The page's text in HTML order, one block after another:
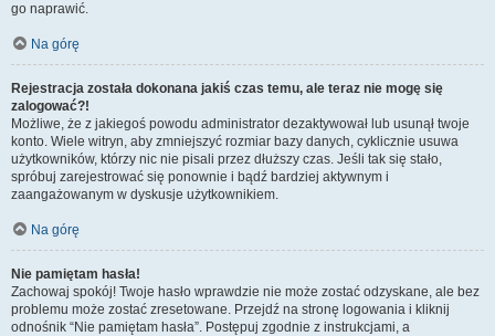
go naprawić.
Na górę
Rejestracja została dokonana jakiś czas temu, ale teraz nie mogę się
zalogować?!
Możliwe, że z jakiegoś powodu administrator dezaktywował lub usunął twoje
konto. Wiele witryn, aby zmniejszyć rozmiar bazy danych, cyklicznie usuwa
użytkowników, którzy nic nie pisali przez dłuższy czas. Jeśli tak się stało,
spróbuj zarejestrować się ponownie i bądź bardziej aktywnym i
zaangażowanym w dyskusje użytkownikiem.
Na górę
Nie pamiętam hasła!
Zachowaj spokój! Twoje hasło wprawdzie nie może zostać odzyskane, ale bez
problemu może zostać zresetowane. Przejdź na stronę logowania i kliknij
odnośnik “Nie pamiętam hasła”. Postępuj zgodnie z instrukcjami, a